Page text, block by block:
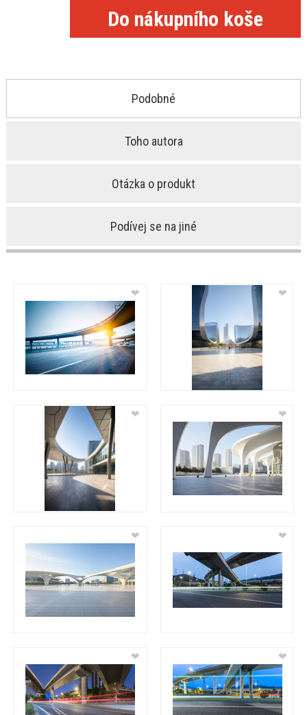
Podobné
Toho autora
Otázka o produkt
Podívej se na jiné
❤ ❤
❤ ❤
❤ ❤
❤ ❤